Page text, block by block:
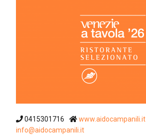
0415301716
www.aidocampanili.it
info@aidocampanili.it